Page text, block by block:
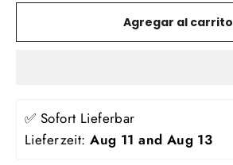
Agregar al carrito
✅ Sofort Lieferbar
Lieferzeit: Aug 11 and Aug 13